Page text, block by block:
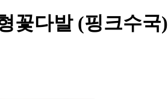
꽃다발 (핑크수국)